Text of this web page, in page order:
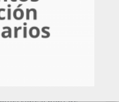
actividades.
del primero año son
plan de